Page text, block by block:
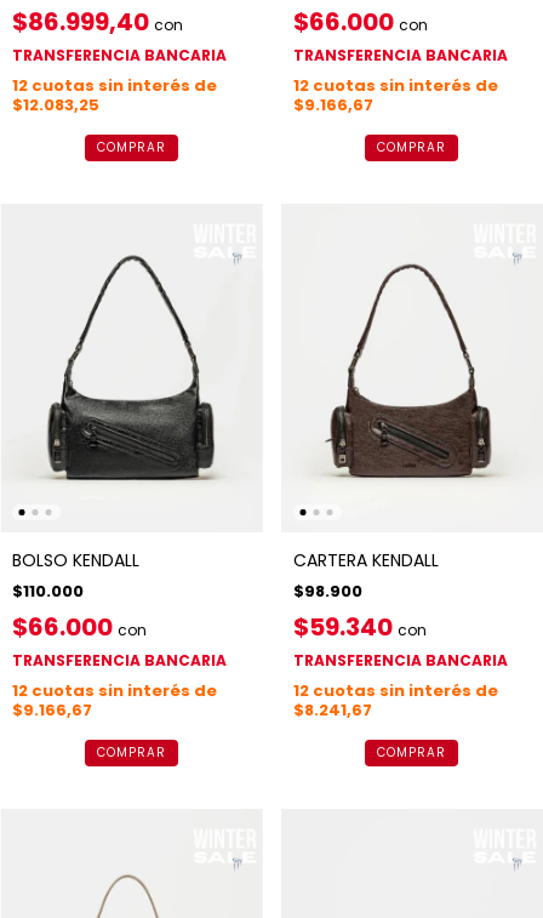
$86.999,40 con
TRANSFERENCIA BANCARIA
12 cuotas sin interés de
$12.083,25
COMPRAR
$66.000 con
TRANSFERENCIA BANCARIA
12 cuotas sin interés de
$9.166,67
COMPRAR
BOLSO KENDALL
$110.000
$66.000 con
TRANSFERENCIA BANCARIA
12 cuotas sin interés de
$9.166,67
COMPRAR
CARTERA KENDALL
$98.900
$59.340 con
TRANSFERENCIA BANCARIA
12 cuotas sin interés de
$8.241,67
COMPRAR